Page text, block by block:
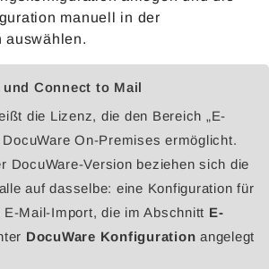
manuell in der
auswählen.
Connect to Mail
die Lizenz, die den Bereich „E-
On-Premises ermöglicht.
DocuWare-Version beziehen sich die
auf dasselbe: eine Konfiguration für
Mail-Import, die im Abschnitt E-
DocuWare Konfiguration angelegt